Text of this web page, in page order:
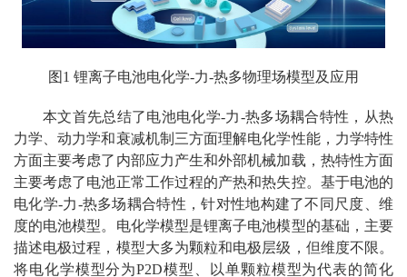
图1 锂离子电池电化学-力-热多物理场模型及应用
本文首先总结了电池电化学-力-热多场耦合特性，从热
力学、动力学和衰减机制三方面理解电化学性能，力学特性
方面主要考虑了内部应力产生和外部机械加载，热特性方面
主要考虑了电池正常工作过程的产热和热失控。基于电池的
电化学-力-热多场耦合特性，针对性地构建了不同尺度、维
度的电池模型。电化学模型是锂离子电池模型的基础，主要
描述电极过程，模型大多为颗粒和电极层级，但维度不限。
将电化学模型分为P2D模型、以单颗粒模型为代表的简化